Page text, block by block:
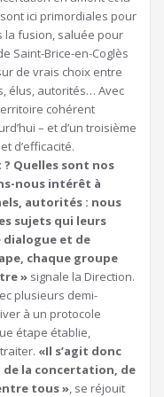
ici primordiales pour
la fusion, saluée pour
Saint-Brice-en-Coglès
de vrais choix entre
élus, autorités… Avec
cohérent
– et d’un troisième
d’efficacité.
Quelles sont nos
nous intérêt à
autorités : nous
sujets qui leurs
et de
chaque groupe
» signale la Direction.
plusieurs demi-
à un protocole
étape établie,
«Il s’agit donc
la concertation, de
tous », se réjouit